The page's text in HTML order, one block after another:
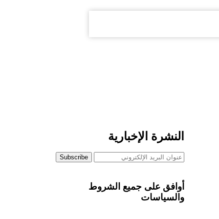
النشرة الإخبارية
أوافق على جميع الشروط
والسياسات